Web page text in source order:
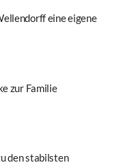
eine eigene
zur Familie
den stabilsten